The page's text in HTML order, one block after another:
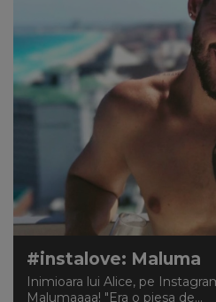
#instalove: Maluma
Inimioara lui Alice, pe
Malumaaaa! "Era o piesa de...